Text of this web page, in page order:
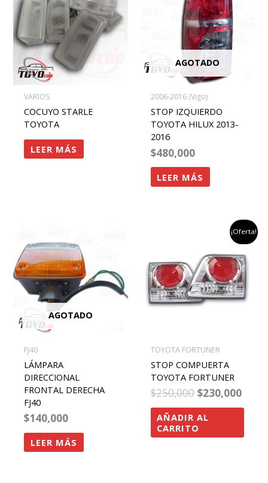
VARIOS
COCUYO STARLE
TOYOTA
LEER MÁS
AGOTADO
2006-2016 (Vigo)
STOP IZQUIERDO
TOYOTA HILUX 2013-
2016
$480,000
LEER MÁS
AGOTADO
FJ40
LÁMPARA
DIRECCIONAL
FRONTAL DERECHA
FJ40
$140,000
LEER MÁS
¡Oferta!
TOYOTA FORTUNER
STOP COMPUERTA
TOYOTA FORTUNER
$250,000
original
era:
$250,000.
$230,000
el
es:
AÑADIR AL
CARRITO